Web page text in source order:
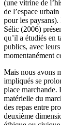
(une vitrine de
de l’espace
pour les
Sélic (2006)
qu’il a étudiés en
publics, avec
momentanément
Mais nous avons
impliqués se
place marchande.
matérielle du
des repas entre
deuxième